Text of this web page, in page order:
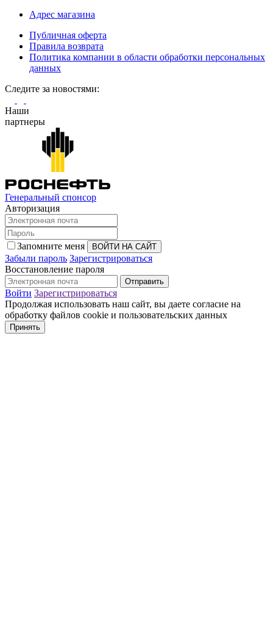
Адрес магазина
Публичная оферта
Правила возврата
Политика компании в области обработки персональных
данных
Cледите за новостями:
Наши
партнеры
Генеральный спонсор
Авторизация
Запомните меня
Забыли пароль Зарегистрироваться
Восстановление пароля
Войти Зарегистрироваться
Продолжая использовать наш сайт, вы даете согласие на
обработку файлов cookie и пользовательских данных
Принять